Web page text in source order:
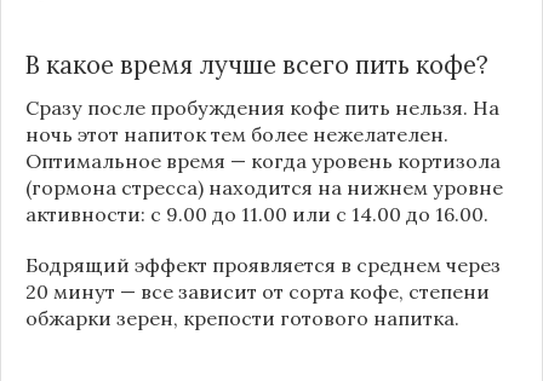
В какое время лучше всего пить кофе?
Сразу после пробуждения кофе пить нельзя. На
ночь этот напиток тем более нежелателен.
Оптимальное время — когда уровень кортизола
(гормона стресса) находится на нижнем уровне
активности: с 9.00 до 11.00 или с 14.00 до 16.00.
Бодрящий эффект проявляется в среднем через
20 минут — все зависит от сорта кофе, степени
обжарки зерен, крепости готового напитка.